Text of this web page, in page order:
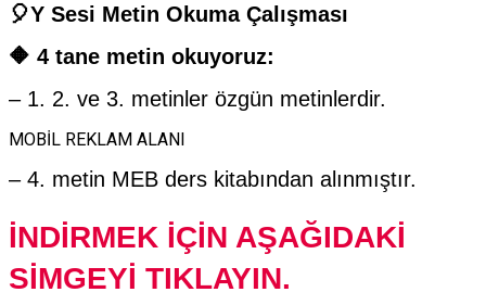
🎈Y Sesi Metin Okuma Çalışması
🔶 4 tane metin okuyoruz:
– 1. 2. ve 3. metinler özgün metinlerdir.
MOBİL REKLAM ALANI
– 4. metin MEB ders kitabından alınmıştır.
İNDİRMEK İÇİN AŞAĞIDAKİ
SİMGEYİ TIKLAYIN.